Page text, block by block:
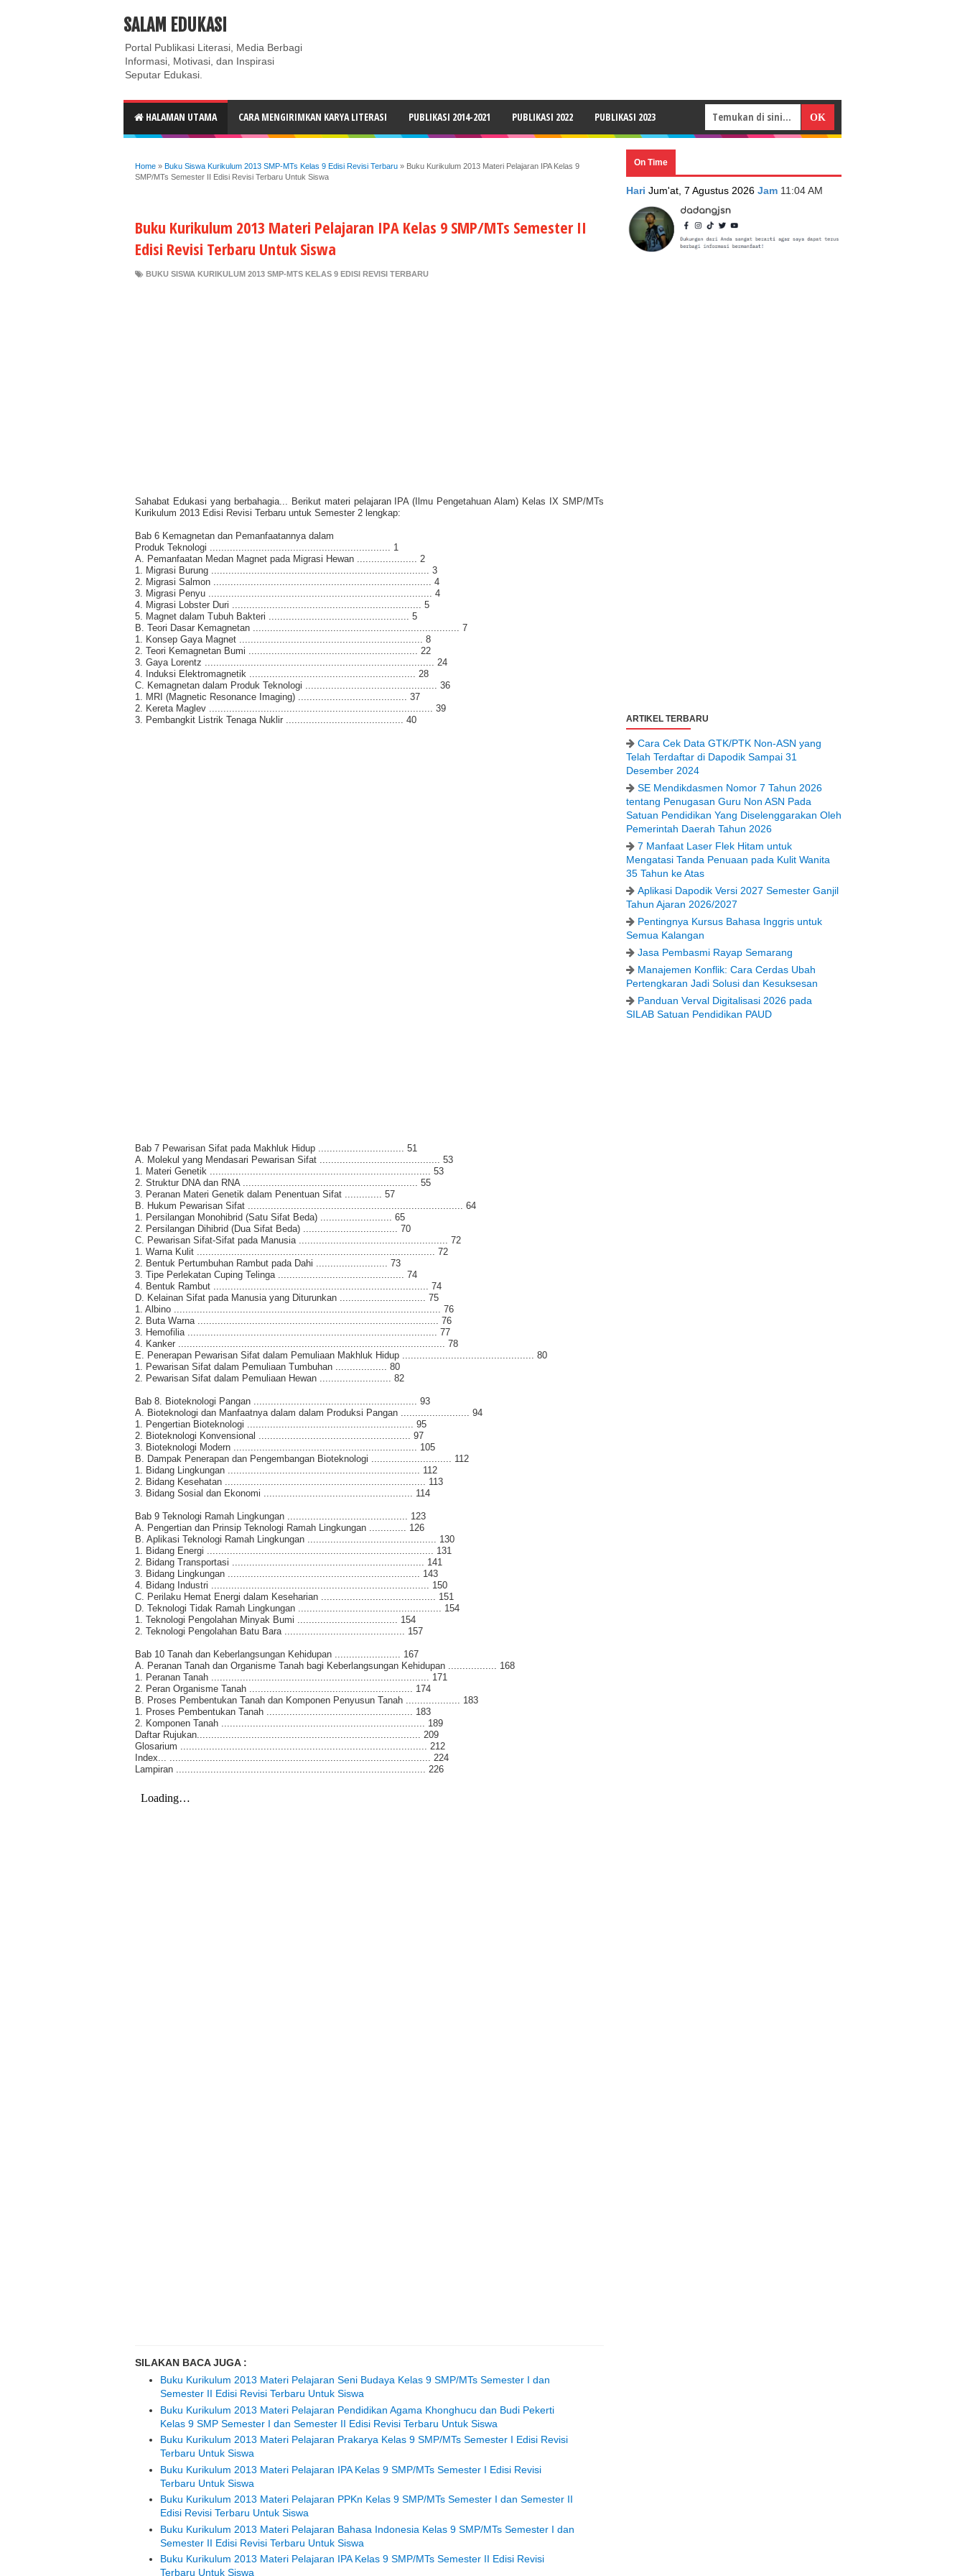
ABOUT CONTACT US
SALAM EDUKASI
Portal Publikasi Literasi, Media Berbagi
Informasi, Motivasi, dan Inspirasi
Seputar Edukasi.
HALAMAN UTAMA CARA MENGIRIMKAN KARYA LITERASI PUBLIKASI 2014-2021 PUBLIKASI 2022 PUBLIKASI 2023
Home » Buku Siswa Kurikulum 2013 SMP-MTs Kelas 9 Edisi Revisi Terbaru » Buku Kurikulum 2013 Materi Pelajaran IPA Kelas 9
SMP/MTs Semester II Edisi Revisi Terbaru Untuk Siswa
Buku Kurikulum 2013 Materi Pelajaran IPA Kelas 9 SMP/MTs Semester II
Edisi Revisi Terbaru Untuk Siswa
BUKU SISWA KURIKULUM 2013 SMP-MTS KELAS 9 EDISI REVISI TERBARU
Sahabat Edukasi yang berbahagia... Berikut materi pelajaran IPA (Ilmu Pengetahuan Alam) Kelas IX SMP/MTs
Kurikulum 2013 Edisi Revisi Terbaru untuk Semester 2 lengkap:
Bab 6 Kemagnetan dan Pemanfaatannya dalam
Produk Teknologi ............................................................... 1
A. Pemanfaatan Medan Magnet pada Migrasi Hewan ..................... 2
1. Migrasi Burung ............................................................................ 3
2. Migrasi Salmon ............................................................................ 4
3. Migrasi Penyu .............................................................................. 4
4. Migrasi Lobster Duri .................................................................. 5
5. Magnet dalam Tubuh Bakteri ................................................. 5
B. Teori Dasar Kemagnetan ........................................................................ 7
1. Konsep Gaya Magnet ................................................................ 8
2. Teori Kemagnetan Bumi ........................................................... 22
3. Gaya Lorentz ................................................................................ 24
4. Induksi Elektromagnetik .......................................................... 28
C. Kemagnetan dalam Produk Teknologi .............................................. 36
1. MRI (Magnetic Resonance Imaging) ...................................... 37
2. Kereta Maglev .............................................................................. 39
3. Pembangkit Listrik Tenaga Nuklir ......................................... 40
Bab 7 Pewarisan Sifat pada Makhluk Hidup .............................. 51
A. Molekul yang Mendasari Pewarisan Sifat .......................................... 53
1. Materi Genetik ............................................................................. 53
2. Struktur DNA dan RNA ............................................................. 55
3. Peranan Materi Genetik dalam Penentuan Sifat ............. 57
B. Hukum Pewarisan Sifat ........................................................................... 64
1. Persilangan Monohibrid (Satu Sifat Beda) ......................... 65
2. Persilangan Dihibrid (Dua Sifat Beda) ................................. 70
C. Pewarisan Sifat-Sifat pada Manusia .................................................... 72
1. Warna Kulit ................................................................................... 72
2. Bentuk Pertumbuhan Rambut pada Dahi ......................... 73
3. Tipe Perlekatan Cuping Telinga ............................................ 74
4. Bentuk Rambut ........................................................................... 74
D. Kelainan Sifat pada Manusia yang Diturunkan .............................. 75
1. Albino ............................................................................................. 76
2. Buta Warna .................................................................................... 76
3. Hemofilia ....................................................................................... 77
4. Kanker ............................................................................................. 78
E. Penerapan Pewarisan Sifat dalam Pemuliaan Makhluk Hidup .............................................. 80
1. Pewarisan Sifat dalam Pemuliaan Tumbuhan .................. 80
2. Pewarisan Sifat dalam Pemuliaan Hewan ......................... 82
Bab 8. Bioteknologi Pangan ......................................................... 93
A. Bioteknologi dan Manfaatnya dalam dalam Produksi Pangan ........................ 94
1. Pengertian Bioteknologi .......................................................... 95
2. Bioteknologi Konvensional ..................................................... 97
3. Bioteknologi Modern ................................................................ 105
B. Dampak Penerapan dan Pengembangan Bioteknologi ............................ 112
1. Bidang Lingkungan ................................................................... 112
2. Bidang Kesehatan ...................................................................... 113
3. Bidang Sosial dan Ekonomi .................................................... 114
Bab 9 Teknologi Ramah Lingkungan .......................................... 123
A. Pengertian dan Prinsip Teknologi Ramah Lingkungan ............. 126
B. Aplikasi Teknologi Ramah Lingkungan ............................................. 130
1. Bidang Energi ............................................................................... 131
2. Bidang Transportasi ................................................................... 141
3. Bidang Lingkungan ................................................................... 143
4. Bidang Industri ............................................................................ 150
C. Perilaku Hemat Energi dalam Keseharian ........................................ 151
D. Teknologi Tidak Ramah Lingkungan .................................................. 154
1. Teknologi Pengolahan Minyak Bumi ................................... 154
2. Teknologi Pengolahan Batu Bara .......................................... 157
Bab 10 Tanah dan Keberlangsungan Kehidupan ....................... 167
A. Peranan Tanah dan Organisme Tanah bagi Keberlangsungan Kehidupan ................. 168
1. Peranan Tanah ............................................................................ 171
2. Peran Organisme Tanah ......................................................... 174
B. Proses Pembentukan Tanah dan Komponen Penyusun Tanah ................... 183
1. Proses Pembentukan Tanah ................................................... 183
2. Komponen Tanah ....................................................................... 189
Daftar Rujukan.............................................................................. 209
Glosarium ...................................................................................... 212
Index... ........................................................................................... 224
Lampiran ....................................................................................... 226
SILAKAN BACA JUGA :
Buku Kurikulum 2013 Materi Pelajaran Seni Budaya Kelas 9 SMP/MTs Semester I dan
Semester II Edisi Revisi Terbaru Untuk Siswa
Buku Kurikulum 2013 Materi Pelajaran Pendidikan Agama Khonghucu dan Budi Pekerti
Kelas 9 SMP Semester I dan Semester II Edisi Revisi Terbaru Untuk Siswa
Buku Kurikulum 2013 Materi Pelajaran Prakarya Kelas 9 SMP/MTs Semester I Edisi Revisi
Terbaru Untuk Siswa
Buku Kurikulum 2013 Materi Pelajaran IPA Kelas 9 SMP/MTs Semester I Edisi Revisi
Terbaru Untuk Siswa
Buku Kurikulum 2013 Materi Pelajaran PPKn Kelas 9 SMP/MTs Semester I dan Semester II
Edisi Revisi Terbaru Untuk Siswa
Buku Kurikulum 2013 Materi Pelajaran Bahasa Indonesia Kelas 9 SMP/MTs Semester I dan
Semester II Edisi Revisi Terbaru Untuk Siswa
Buku Kurikulum 2013 Materi Pelajaran IPA Kelas 9 SMP/MTs Semester II Edisi Revisi
Terbaru Untuk Siswa
On Time
Hari Jum'at, 7 Agustus 2026 Jam 11:04 AM
ARTIKEL TERBARU
Cara Cek Data GTK/PTK Non-ASN yang
Telah Terdaftar di Dapodik Sampai 31
Desember 2024
SE Mendikdasmen Nomor 7 Tahun 2026
tentang Penugasan Guru Non ASN Pada
Satuan Pendidikan Yang Diselenggarakan Oleh
Pemerintah Daerah Tahun 2026
7 Manfaat Laser Flek Hitam untuk
Mengatasi Tanda Penuaan pada Kulit Wanita
35 Tahun ke Atas
Aplikasi Dapodik Versi 2027 Semester Ganjil
Tahun Ajaran 2026/2027
Pentingnya Kursus Bahasa Inggris untuk
Semua Kalangan
Jasa Pembasmi Rayap Semarang
Manajemen Konflik: Cara Cerdas Ubah
Pertengkaran Jadi Solusi dan Kesuksesan
Panduan Verval Digitalisasi 2026 pada
SILAB Satuan Pendidikan PAUD